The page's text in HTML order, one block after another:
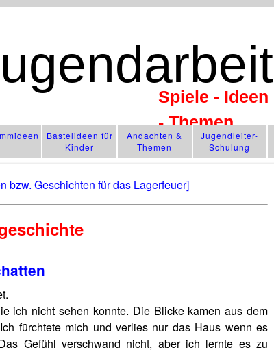
Spiele - Ideen
- Themen
Bastelideen für
Kinder
Andachten &
Themen
Jugendleiter-
Schulung
bzw. Geschichten für das Lagerfeuer]
ich nicht sehen konnte. Die Blicke kamen aus dem
fürchtete mich und verlies nur das Haus wenn es
Gefühl verschwand nicht, aber ich lernte es zu